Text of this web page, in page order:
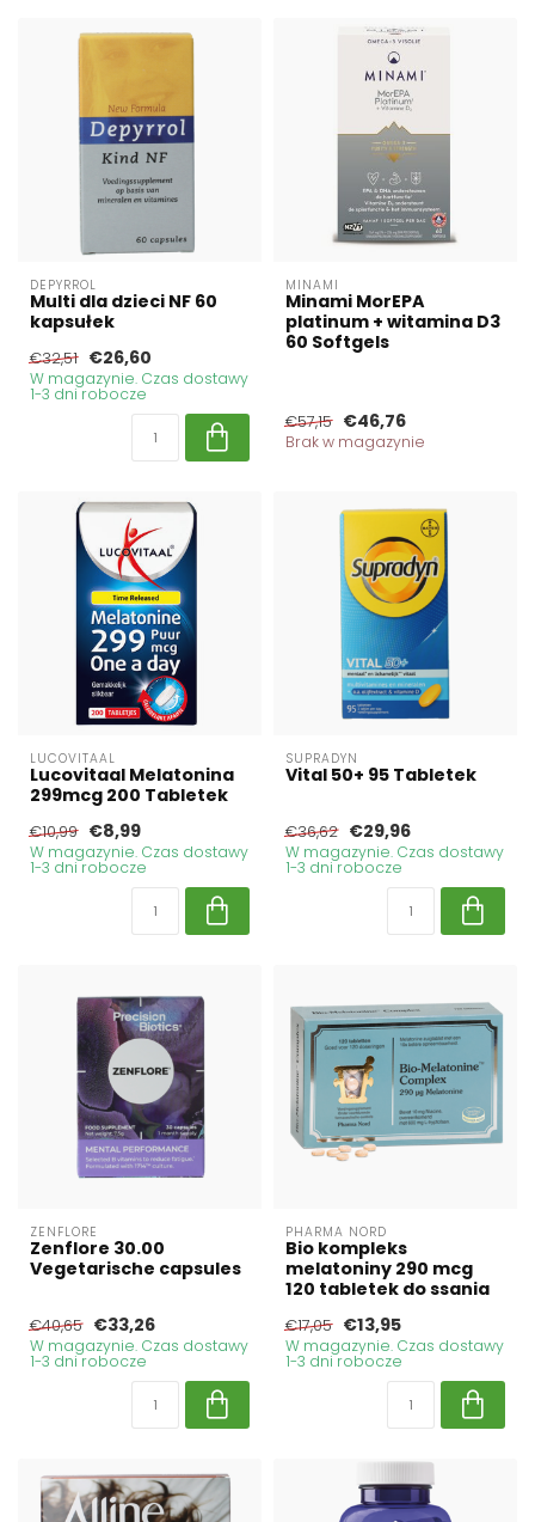
DEPYRROL
Multi dla dzieci NF 60
kapsułek
€32,51 €26,60
W magazynie. Czas dostawy
1-3 dni robocze
MINAMI
Minami MorEPA
platinum + witamina D3
60 Softgels
€57,15 €46,76
Brak w magazynie
LUCOVITAAL
Lucovitaal Melatonina
299mcg 200 Tabletek
€10,99 €8,99
W magazynie. Czas dostawy
1-3 dni robocze
SUPRADYN
Vital 50+ 95 Tabletek
€36,62 €29,96
W magazynie. Czas dostawy
1-3 dni robocze
ZENFLORE
Zenflore 30.00
Vegetarische capsules
€40,65 €33,26
W magazynie. Czas dostawy
1-3 dni robocze
PHARMA NORD
Bio kompleks
melatoniny 290 mcg
120 tabletek do ssania
€17,05 €13,95
W magazynie. Czas dostawy
1-3 dni robocze